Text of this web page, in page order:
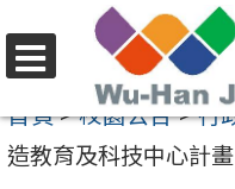
至
要
選
單
首頁>校園公告>行
造教育及科技中心計